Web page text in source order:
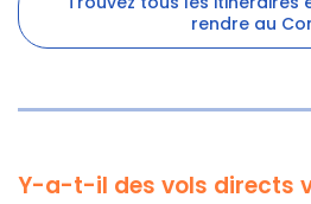
rendre au
Y-a-t-il des vols directs